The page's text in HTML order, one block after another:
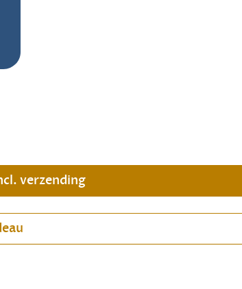
verzending